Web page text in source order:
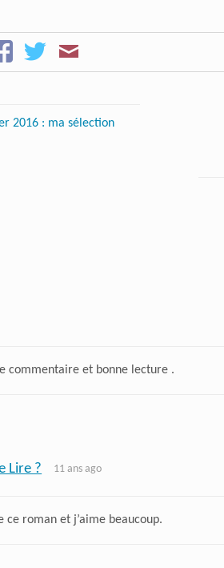
2016 : ma sélection
commentaire et bonne lecture .
Lire ? 11 ans ago
ce roman et j’aime beaucoup.